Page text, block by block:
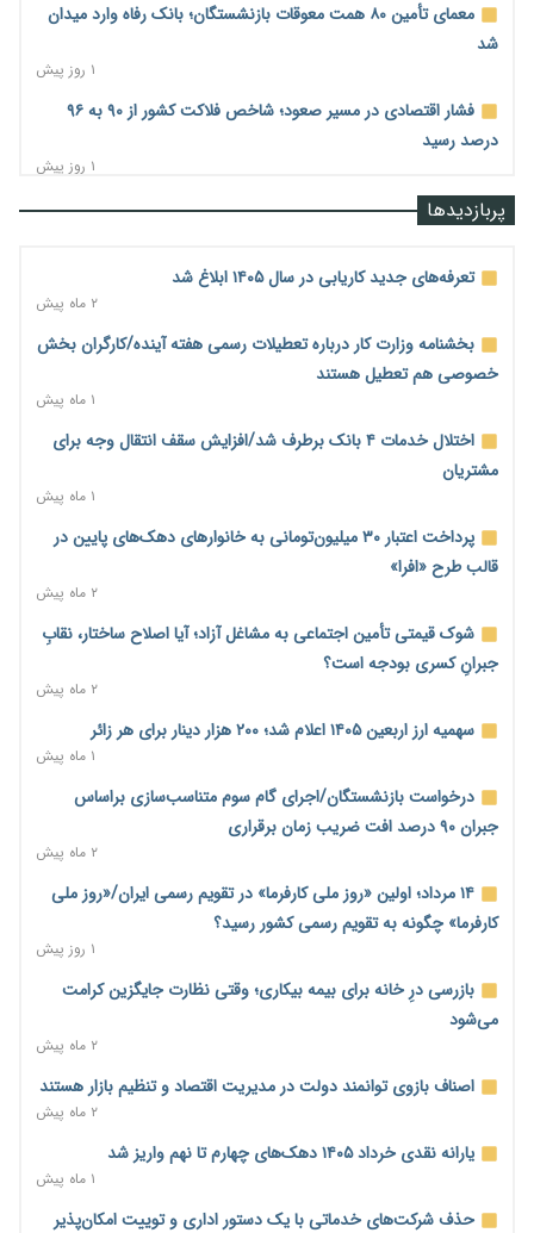
معمای تأمین ۸۰ همت معوقات بازنشستگان؛ بانک رفاه وارد میدان
شد
۱ روز پیش
فشار اقتصادی در مسیر صعود؛ شاخص فلاکت کشور از ۹۰ به ۹۶
درصد رسید
۱ روز پیش
رشد ۷۵ هزار میلیاردی بازار خرید اعتباری؛ فین‌تک‌ها وارد میدان
آغاز اجرای پایلوت «ردا کارت» برای دانشجویان تحصیلات تکمیلی
۱ روز پیش
محدودیت تازه برای شبکه بانکی؛ افزایش سپرده قانونی با هدف
کنترل تورم
۱ روز پیش
ترمز تولید خودرو کشیده شد؛ افت ۲۵ درصدی تیراژ ایران‌خودرو،
سایپا و پارس‌خودرو
۱ روز پیش
بنگاه‌داری بانک‌ها؛ مانع بزرگ خانه‌دار شدن مستأجران
نماینده مجلس: توسعه مرزهای زمینی به راهبرد تأمین کالاهای
اساسی تبدیل شود
۱ روز پیش
خانه کارگر قزوین: شکاف دستمزد و هزینه معیشت هر روز عمیق‌تر
می‌شود
۱ روز پیش
رئیس سازمان امور مالیاتی: بلاگرهای پردرآمد مشمول پرداخت
مالیات هستند
۱ روز پیش
پیش‌بینی افزایش تولید برنج؛ نیاز وارداتی کشور به ۵۰۰ هزار تن
کاهش می‌یابد
۱ روز پیش
امضای تفاهم‌نامه تجاری ایران و پاکستان؛ هدف‌گذاری تجارت ۱۰
اختیارات جدید گمرکات برای تمدید ورود موقت کالا و خودرو تا
پایان شهریور ابلاغ شد
پربازدیدها
تعرفه‌های جدید کاریابی در سال ۱۴۰۵ ابلاغ شد
۲ ماه پیش
بخشنامه وزارت کار درباره تعطیلات رسمی هفته آینده/کارگران بخش
خصوصی هم تعطیل هستند
۱ ماه پیش
اختلال خدمات ۴ بانک برطرف شد/افزایش سقف انتقال وجه برای
مشتریان
۱ ماه پیش
پرداخت اعتبار ۳۰ میلیون‌تومانی به خانوارهای دهک‌های پایین در
قالب طرح «افرا»
۲ ماه پیش
شوک قیمتی تأمین اجتماعی به مشاغل آزاد؛ آیا اصلاح ساختار، نقابِ
جبرانِ کسری بودجه است؟
۲ ماه پیش
سهمیه ارز اربعین ۱۴۰۵ اعلام شد؛ ۲۰۰ هزار دینار برای هر زائر
۱ ماه پیش
درخواست بازنشستگان/اجرای گام سوم متناسب‌سازی براساس
جبران ۹۰ درصد افت ضریب زمان برقراری
۲ ماه پیش
۱۴ مرداد؛ اولین «روز ملی کارفرما» در تقویم رسمی ایران/«روز ملی
کارفرما» چگونه به تقویم رسمی کشور رسید؟
۱ روز پیش
بازرسی درِ خانه برای بیمه بیکاری؛ وقتی نظارت جایگزین کرامت
می‌شود
۲ ماه پیش
اصناف بازوی توانمند دولت در مدیریت اقتصاد و تنظیم بازار هستند
۲ ماه پیش
یارانه نقدی خرداد ۱۴۰۵ دهک‌های چهارم تا نهم واریز شد
۱ ماه پیش
حذف شرکت‌های خدماتی با یک دستور اداری و توییت امکان‌پذیر